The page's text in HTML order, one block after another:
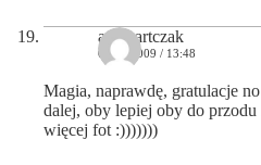
aga bartczak
08/05/2009 / 13:48
Magia, naprawdę, gratulacje
dalej, oby lepiej oby do
więcej fot :)))))))